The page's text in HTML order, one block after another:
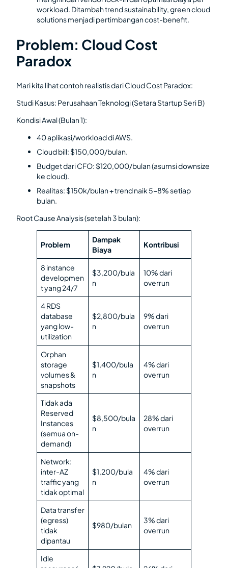
workload. Ditambah trend sustainability, green cloud
solutions menjadi pertimbangan cost-benefit.
Problem: Cloud Cost
Paradox
Mari kita lihat contoh realistis dari Cloud Cost Paradox:
Studi Kasus: Perusahaan Teknologi (Setara Startup Seri B)
Kondisi Awal (Bulan 1):
40 aplikasi/workload di AWS.
Cloud bill: $150,000/bulan.
Budget dari CFO: $120,000/bulan (asumsi downsize
ke cloud).
Realitas: $150k/bulan + trend naik 5-8% setiap
bulan.
Root Cause Analysis (setelah 3 bulan):
Problem
Dampak
Biaya
Kontribusi
8 instance
developmen
t yang 24/7
$3,200/bula
n
10% dari
overrun
4 RDS
database
yang low-
utilization
$2,800/bula
n
9% dari
overrun
Orphan
storage
volumes &
snapshots
$1,400/bula
n
4% dari
overrun
Tidak ada
Reserved
Instances
(semua on-
demand)
$8,500/bula
n
28% dari
overrun
Network:
inter-AZ
traffic yang
tidak optimal
$1,200/bula
n
4% dari
overrun
Data transfer
(egress)
tidak
dipantau
$980/bulan
3% dari
overrun
Idle